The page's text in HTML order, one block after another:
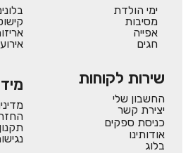
ימי הולדת
מסיבות
אפייה
חגים
שירות לקוחות
החשבון שלי
יצירת קשר
כניסת ספקים
אודותינו
בלוג